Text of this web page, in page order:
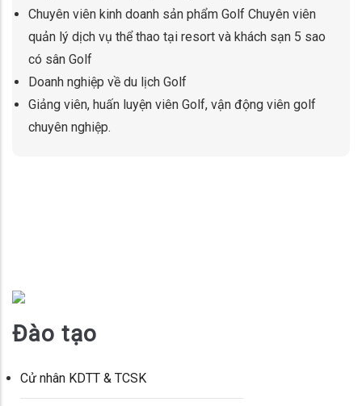
Chuyên viên kinh doanh sản phẩm Golf Chuyên viên
quản lý dịch vụ thể thao tại resort và khách sạn 5 sao
có sân Golf
Doanh nghiệp về du lịch Golf
Giảng viên, huấn luyện viên Golf, vận động viên golf
chuyên nghiệp.
Đào tạo
Cử nhân KDTT & TCSK